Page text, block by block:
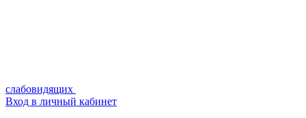
слабовидящих
Вход в личный кабинет